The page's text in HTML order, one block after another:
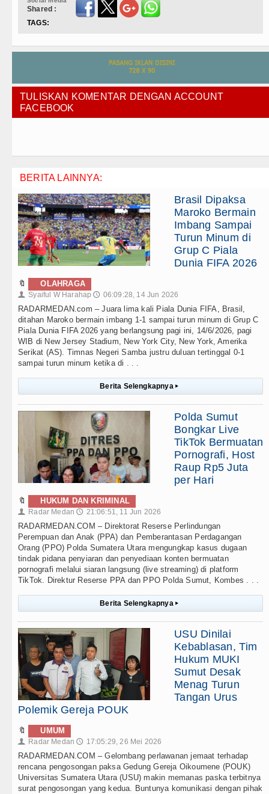
Shared :
TAGS:
TULISKAN KOMENTAR DENGAN ACCOUNT
FACEBOOK
BERITA LAINNYA:
Brasil Dipaksa
Maroko Bermain
Imbang Sampai
Turun Minum di
Grup C Piala
Dunia FIFA 2026
🔖 OLAHRAGA
👤 Syaiful W Harahap 🕔 06:09:28, 14 Jun 2026
RADARMEDAN.com – Juara lima kali Piala Dunia FIFA, Brasil,
ditahan Maroko bermain imbang 1-1 sampai turun minum di Grup C
Piala Dunia FIFA 2026 yang berlangsung pagi ini, 14/6/2026, pagi
WIB di New Jersey Stadium, New York City, New York, Amerika
Serikat (AS). Timnas Negeri Samba justru duluan tertinggal 0-1
sampai turun minum ketika di . . .
Berita Selengkapnya ▸
Polda Sumut
Bongkar Live
TikTok Bermuatan
Pornografi, Host
Raup Rp5 Juta
per Hari
🔖 HUKUM DAN KRIMINAL
👤 Radar Medan 🕔 21:06:51, 11 Jun 2026
RADARMEDAN.COM – Direktorat Reserse Perlindungan
Perempuan dan Anak (PPA) dan Pemberantasan Perdagangan
Orang (PPO) Polda Sumatera Utara mengungkap kasus dugaan
tindak pidana penyiaran dan penyediaan konten bermuatan
pornografi melalui siaran langsung (live streaming) di platform
TikTok. Direktur Reserse PPA dan PPO Polda Sumut, Kombes . . .
Berita Selengkapnya ▸
USU Dinilai
Kebablasan, Tim
Hukum MUKI
Sumut Desak
Menag Turun
Tangan Urus
Polemik Gereja POUK
🔖 UMUM
👤 Radar Medan 🕔 17:05:29, 26 Mei 2026
RADARMEDAN.COM – Gelombang perlawanan jemaat terhadap
rencana pengosongan paksa Gedung Gereja Oikoumene (POUK)
Universitas Sumatera Utara (USU) makin memanas paska terbitnya
surat pengosongan yang kedua. Buntunya komunikasi dengan pihak